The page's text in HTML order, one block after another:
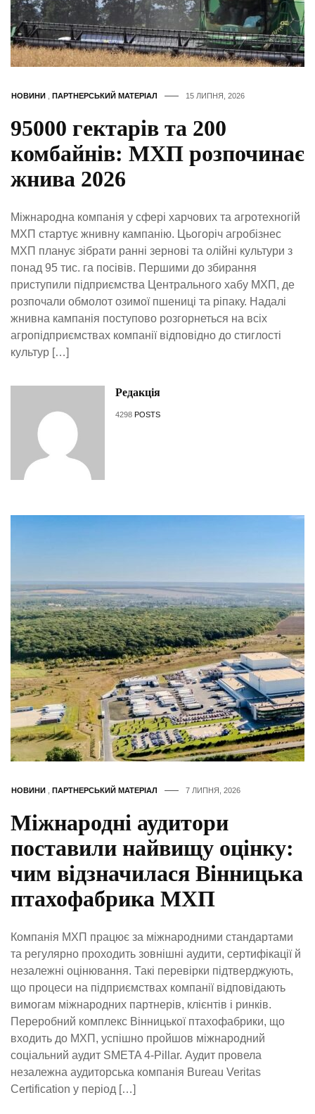
НОВИНИ ПАРТНЕРСЬКИЙ МАТЕРІАЛ 15 ЛИПНЯ, 2026
95000 гектарів та 200
комбайнів: МХП розпочинає
жнива 2026
Міжнародна компанія у сфері харчових та агротехногій
МХП стартує жнивну кампанію. Цьогоріч агробізнес
МХП планує зібрати ранні зернові та олійні культури з
понад 95 тис. га посівів. Першими до збирання
приступили підприємства Центрального хабу МХП, де
розпочали обмолот озимої пшениці та ріпаку. Надалі
жнивна кампанія поступово розгорнеться на всіх
агропідприємствах компанії відповідно до стиглості
культур […]
Редакція
4298 POSTS
НОВИНИ ПАРТНЕРСЬКИЙ МАТЕРІАЛ 7 ЛИПНЯ, 2026
Міжнародні аудитори
поставили найвищу оцінку:
чим відзначилася Вінницька
птахофабрика МХП
Компанія МХП працює за міжнародними стандартами
та регулярно проходить зовнішні аудити, сертифікації й
незалежні оцінювання. Такі перевірки підтверджують,
що процеси на підприємствах компанії відповідають
вимогам міжнародних партнерів, клієнтів і ринків.
Переробний комплекс Вінницької птахофабрики, що
входить до МХП, успішно пройшов міжнародний
соціальний аудит SMETA 4-Pillar. Аудит провела
незалежна аудиторська компанія Bureau Veritas
Certification у період […]